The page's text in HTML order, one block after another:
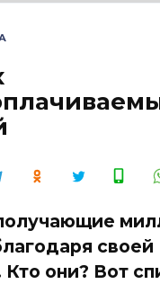
своей
они? Вот